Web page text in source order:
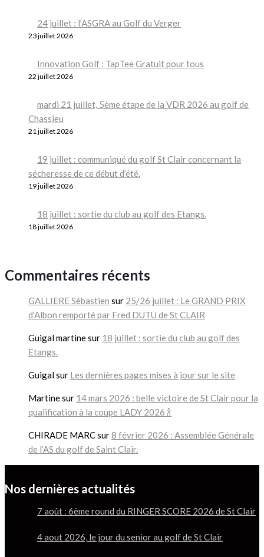
24 juillet : l’ASGRA au Golf du Verger
23 juillet 2026
Innovation Golf : TapTee Gratuit pour tous
22 juillet 2026
mardi 21 juillet, 5ème étape de la VDR 2026 au golf de
Chassieu
21 juillet 2026
19 juillet : communiqué du golf St Clair concernant la
sécheresse de ce début d’été.
19 juillet 2026
18 juillet : sortie du club au golf des Etangs.
18 juillet 2026
Commentaires récents
GALLIERE Sébastien sur 25/26 juillet : Le GRAND PRIX
d’Albon remporté par Fred DUTU de St CLAIR
Guigal martinesur 18 juillet : sortie du club au golf des
Etangs.
Guigalsur Les dernières pages mises à jour sur le site
Martinesur 14 mars 2026 : belle victoire de St Clair pour la
qualification à la coupe LADY 2026 🍾
CHIRADE MARCsur8 février 2026 : Assemblée Générale
de l’AS du golf de Saint Clair.
Nos dernières actualités
7 août : 6ème round du RINGER SCORE 2026 de St Clair
4 aout 2026, le jour du senior au golf de St Clair